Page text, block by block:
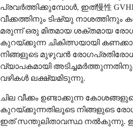
പ്രവർത്തിക്കുമ്പോൾ, ഇത്慢性
വീക്കത്തിനും ടിഷ്യു
മരുന്ന് ഒരു മിതമായ ശക്തമായ
കുറയ്ക്കുന്ന ചികിത്സയായി
നിങ്ങളുടെ മുഴുവൻ
വ്യാപകമായി
വഴികൾ ലക്ഷ്യമിടുന്നു.
ചില വീക്കം ഉണ്ടാക്കുന്ന
കുറയ്ക്കുന്നതിലൂടെ നിങ്ങളുടെ
ഇത് സന്തുലിതാവസ്ഥ നൽകുന്നു.